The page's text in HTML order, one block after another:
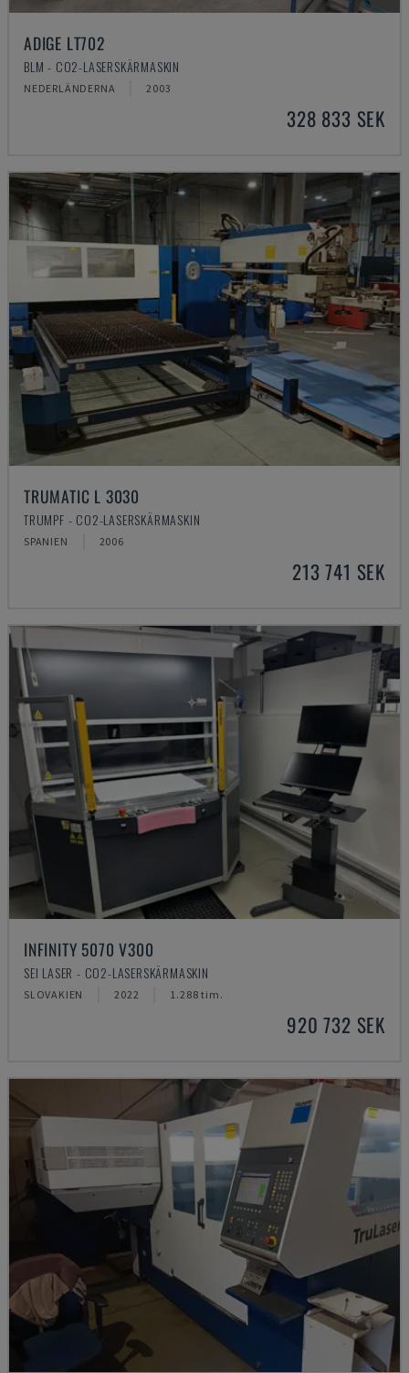
ADIGE LT702
BLM - CO2-LASERSKÄRMASKIN
NEDERLÄNDERNA 2003
328 833 SEK
TRUMATIC L 3030
TRUMPF - CO2-LASERSKÄRMASKIN
SPANIEN 2006
213 741 SEK
INFINITY 5070 V300
SEI LASER - CO2-LASERSKÄRMASKIN
SLOVAKIEN 2022 1.288 tim.
920 732 SEK